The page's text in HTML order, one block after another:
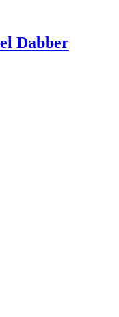
Dabber